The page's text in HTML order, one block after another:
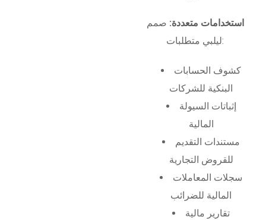
استخدامات متعددة: صمم
ليلبي متطلبات:
كشوف الحسابات
البنكية للشركات
إثباتات السيولة
المالية
مستندات التقديم
للقروض التجارية
سجلات المعاملات
المالية للضرائب
تقارير مالية